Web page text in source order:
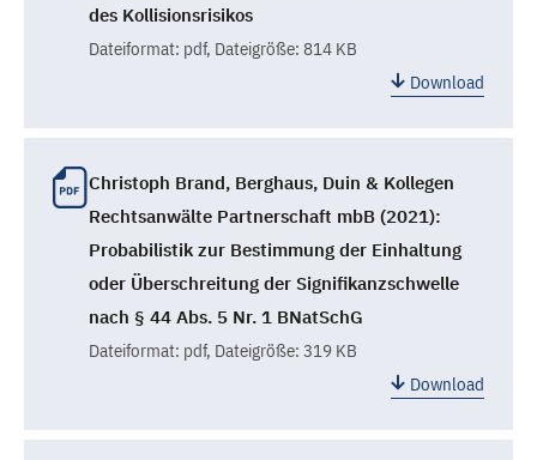
des Kollisionsrisikos
Dateiformat: pdf, Dateigröße: 814 KB
Download
Christoph Brand, Berghaus, Duin & Kollegen
Rechtsanwälte Partnerschaft mbB (2021):
Probabilistik zur Bestimmung der Einhaltung
oder Überschreitung der Signifikanzschwelle
nach § 44 Abs. 5 Nr. 1 BNatSchG
Dateiformat: pdf, Dateigröße: 319 KB
Download